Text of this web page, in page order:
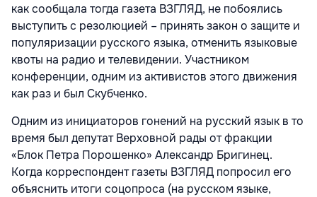
как сообщала тогда газета ВЗГЛЯД, не побоялись
выступить с резолюцией – принять закон о защите и
популяризации русского языка, отменить языковые
квоты на радио и телевидении. Участником
конференции, одним из активистов этого движения
как раз и был Скубченко.
Одним из инициаторов гонений на русский язык в то
время был депутат Верховной рады от фракции
«Блок Петра Порошенко» Александр Бригинец.
Когда корреспондент газеты ВЗГЛЯД попросил его
объяснить итоги соцопроса (на русском языке,